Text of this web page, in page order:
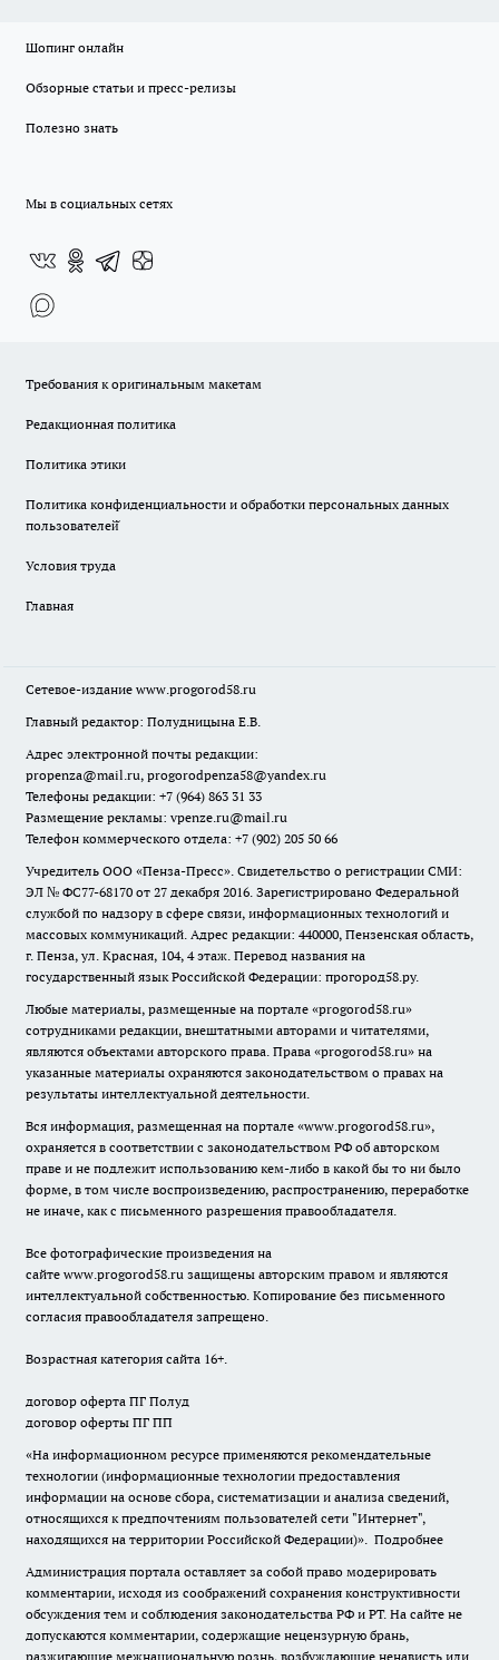
Шопинг онлайн
Обзорные статьи и пресс-релизы
Полезно знать
Мы в социальных сетях
Требования к оригинальным макетам
Редакционная политика
Политика этики
Политика конфиденциальности и обработки персональных данных
пользователей̆
Условия труда
Главная
Сетевое-издание www.progorod58.ru
Главный редактор: Полудницына Е.В.
Адрес электронной почты редакции:
propenza@mail.ru, progorodpenza58@yandex.ru
Телефоны редакции: +7 (964) 863 31 33
Размещение рекламы: vpenze.ru@mail.ru
Телефон коммерческого отдела: +7 (902) 205 50 66
Учредитель ООО «Пенза-Пресс». Свидетельство о регистрации СМИ:
ЭЛ № ФС77-68170 от 27 декабря 2016. Зарегистрировано Федеральной
службой по надзору в сфере связи, информационных технологий и
массовых коммуникаций. Адрес редакции: 440000, Пензенская область,
г. Пенза, ул. Красная, 104, 4 этаж. Перевод названия на
государственный язык Российской Федерации: прогород58.ру.
Любые материалы, размещенные на портале «progorod58.ru»
сотрудниками редакции, внештатными авторами и читателями,
являются объектами авторского права. Права «progorod58.ru» на
указанные материалы охраняются законодательством о правах на
результаты интеллектуальной деятельности.
Вся информация, размещенная на портале «www.progorod58.ru»,
охраняется в соответствии с законодательством РФ об авторском
праве и не подлежит использованию кем-либо в какой бы то ни было
форме, в том числе воспроизведению, распространению, переработке
не иначе, как с письменного разрешения правообладателя.
Все фотографические произведения на
сайте www.progorod58.ru защищены авторским правом и являются
интеллектуальной собственностью. Копирование без письменного
согласия правообладателя запрещено.
Возрастная категория сайта 16+.
договор оферта ПГ Полуд
договор оферты ПГ ПП
«На информационном ресурсе применяются рекомендательные
технологии (информационные технологии предоставления
информации на основе сбора, систематизации и анализа сведений,
относящихся к предпочтениям пользователей сети "Интернет",
находящихся на территории Российской Федерации)». Подробнее
Администрация портала оставляет за собой право модерировать
комментарии, исходя из соображений сохранения конструктивности
обсуждения тем и соблюдения законодательства РФ и РТ. На сайте не
допускаются комментарии, содержащие нецензурную брань,
разжигающие межнациональную рознь, возбуждающие ненависть или